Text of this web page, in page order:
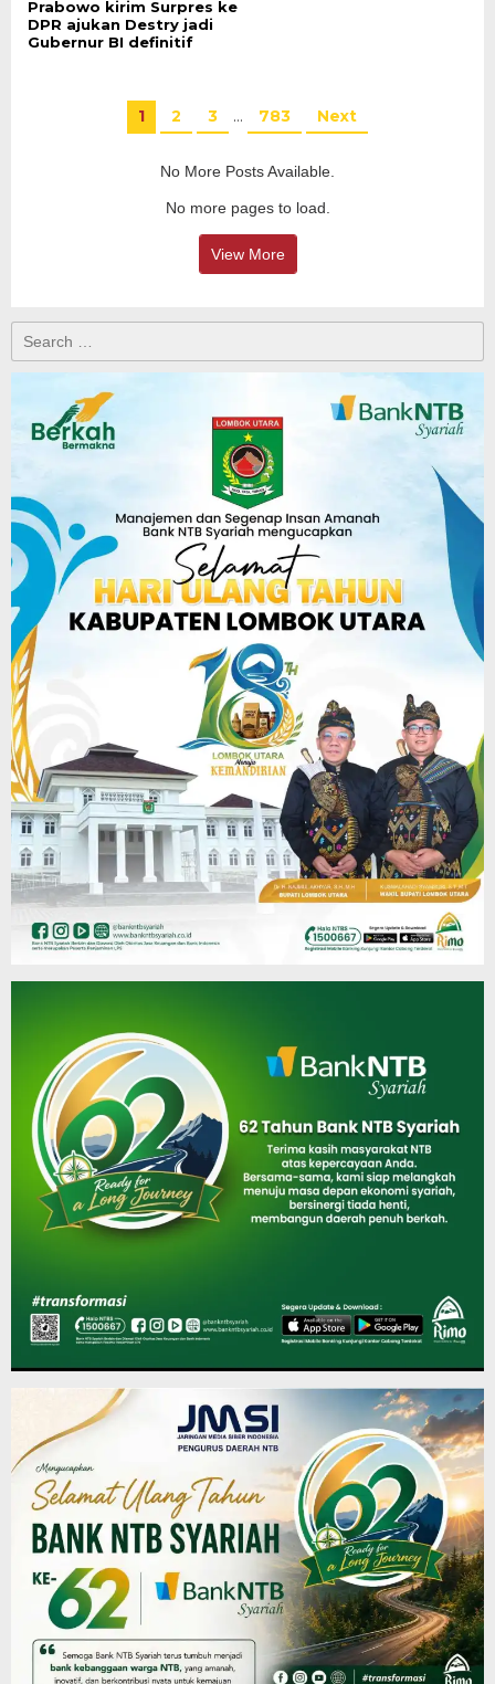
Prabowo kirim Surpres ke
DPR ajukan Destry jadi
Gubernur BI definitif
1 2 3 … 783 Next
No More Posts Available.
No more pages to load.
View More
Search
for: